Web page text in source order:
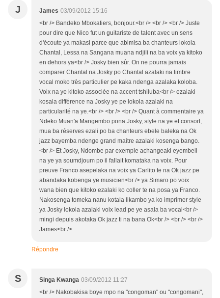
J James 03/09/2012 15:16
<br /> Bandeko Mbokatiers, bonjour.<br /> <br /> <br /> Juste
pour dire que Nico fut un guitariste de talent avec un sens
d'écoute ya makasi parce que abimisa ba chanteurs lokola
Chantal, Lessa na Sangana muana ndjili na ba voix ya kitoko
en dehors ya<br /> Josky bien sûr. On ne pourra jamais
comparer Chantal na Josky po Chantal azalaki na timbre
vocal moko très particulier pe kaka ndenga azalaka koloba.
Voix na ye kitoko associée na accent tshiluba<br /> ezalaki
kosala différence na Josky ye pe lokola azalaki na
particularité na ye.<br /> <br /> <br /> Quant à commentaire ya
Ndeko Muan'a Mangembo pona Josky, style na ye et consort,
mua ba réserves ezali po ba chanteurs ebele baleka na Ok
jazz bayemba ndenge grand maitre azalaki kosenga bango.
<br /> Et Josky, Ndombe par exemple achangeaki eyembeli
na ye ya soumdjoum po il fallait komataka na voix. Pour
preuve Franco asepelaka na voix ya Carlito te na Ok jazz pe
abandaka kobenga ye musicien<br /> ya Simaro po voix
wana bien que kitoko ezalaki ko coller te na posa ya Franco.
Nakosenga tomeka nanu kotala likambo ya ko imprimer style
ya Josky lokola azalaki voix lead pe ye asala ba vocal<br />
mingi depuis akotaka Ok jazz ti na bana Ok<br /> <br /> <br />
James<br />
Répondre
S Singa Kwanga 03/09/2012 11:27
<br /> Nakobakisa boye mpo na "congoman" ou "congomani",